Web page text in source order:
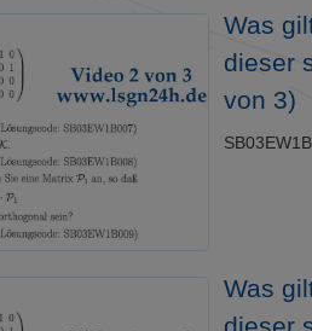
Was
dieser
von 3)
Was